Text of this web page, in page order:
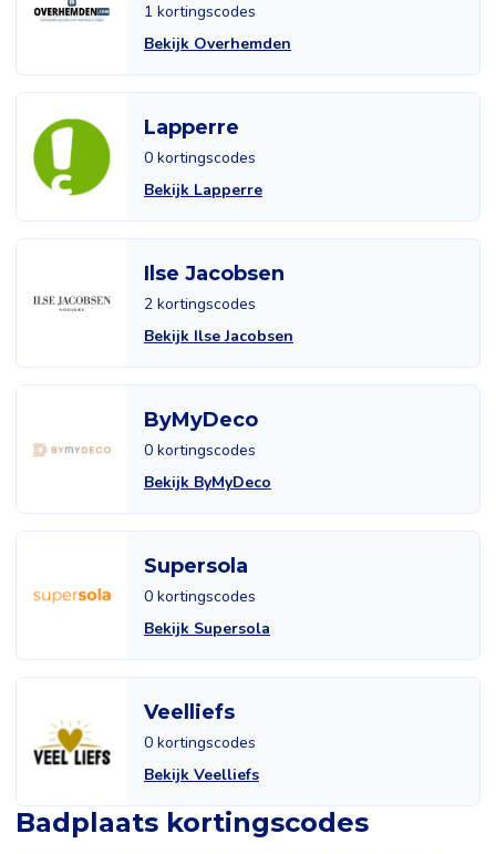
1 kortingscodes
Bekijk Overhemden
Lapperre
0 kortingscodes
Bekijk Lapperre
Ilse Jacobsen
2 kortingscodes
Bekijk Ilse Jacobsen
ByMyDeco
0 kortingscodes
Bekijk ByMyDeco
Supersola
0 kortingscodes
Bekijk Supersola
Veelliefs
0 kortingscodes
Bekijk Veelliefs
Badplaats kortingscodes